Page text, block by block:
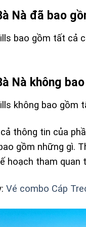
Nà đã bao
bao gồm tất cả
Nà không
không bao gồm
thông tin của
gồm những gì.
hoạch tham quan
Vé combo Cáp